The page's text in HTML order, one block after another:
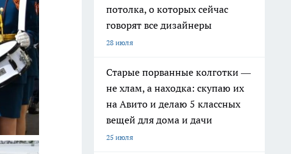
потолка, о которых сейчас
говорят все дизайнеры
28 июля
Старые порванные колготки —
не хлам, а находка: скупаю их
на Авито и делаю 5 классных
вещей для дома и дачи
25 июля